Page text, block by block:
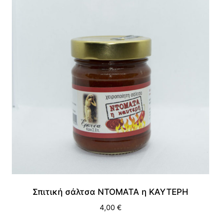
Σπιτική σάλτσα ΝΤΟΜΑΤΑ η ΚΑΥΤΕΡΗ
4,00 €